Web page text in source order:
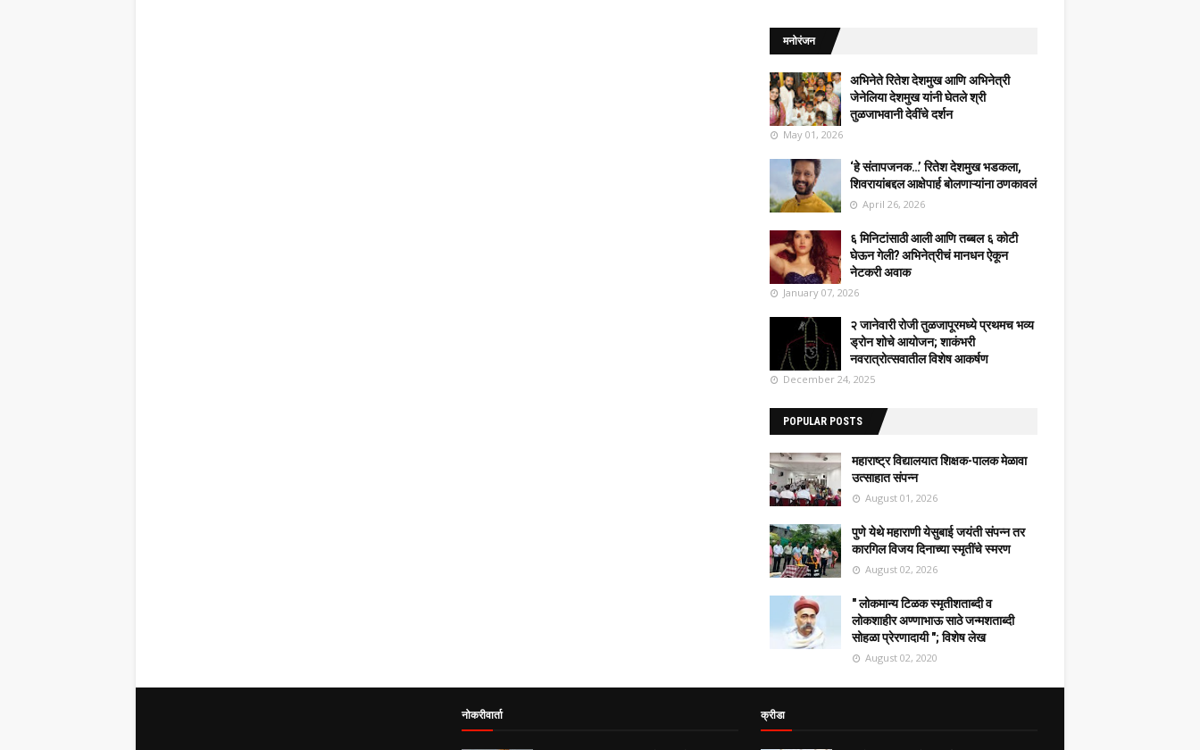
मनोरंजन
अभिनेते रितेश देशमुख आणि अभिनेत्री
जेनेलिया देशमुख यांनी घेतले श्री
तुळजाभवानी देवींचे दर्शन
May 01, 2026
‘हे संतापजनक…’ रितेश देशमुख भडकला,
शिवरायांबद्दल आक्षेपार्ह बोलणाऱ्यांना ठणकावलं
April 26, 2026
६ मिनिटांसाठी आली आणि तब्बल ६ कोटी
घेऊन गेली? अभिनेत्रीचं मानधन ऐकून
नेटकरी अवाक
January 07, 2026
२ जानेवारी रोजी तुळजापूरमध्ये प्रथमच भव्य
ड्रोन शोचे आयोजन; शाकंभरी
नवरात्रोत्सवातील विशेष आकर्षण
December 24, 2025
POPULAR POSTS
महाराष्ट्र विद्यालयात शिक्षक-पालक मेळावा
उत्साहात संपन्न
August 01, 2026
पुणे येथे महाराणी येसुबाई जयंती संपन्न तर
कारगिल विजय दिनाच्या स्मृतींचे स्मरण
August 02, 2026
" लोकमान्य टिळक स्मृतीशताब्दी व
लोकशाहीर अण्णाभाऊ साठे जन्मशताब्दी
सोहळा प्रेरणादायी "; विशेष लेख
August 02, 2020
नोकरीवार्ता क्रीडा